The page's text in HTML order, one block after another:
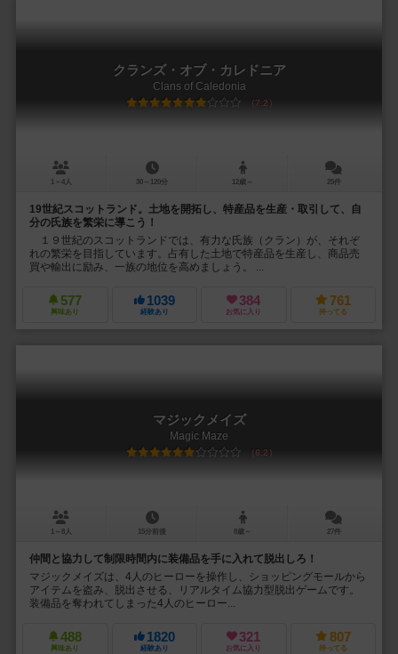
クランズ・オブ・カレドニア
Clans of Caledonia
7.2
1～4人 30～120分 12歳～ 25件
19世紀スコットランド。土地を開拓し、特産品を生産・取引して、自
分の氏族を繁栄に導こう！
１９世紀のスコットランドでは、有力な氏族（クラン）が、それぞ
れの繁栄を目指しています。占有した土地で特産品を生産し、商品売
買や輸出に励み、一族の地位を高めましょう。 ...
577
興味あり
1039
経験あり
384
お気に入り
761
持ってる
マジックメイズ
Magic Maze
6.2
1～8人 15分前後 8歳～ 27件
仲間と協力して制限時間内に装備品を手に入れて脱出しろ！
マジックメイズは、4人のヒーローを操作し、ショッピングモールから
アイテムを盗み、脱出させる、リアルタイム協力型脱出ゲームです。
装備品を奪われてしまった4人のヒーロー...
488
興味あり
1820
経験あり
321
お気に入り
807
持ってる